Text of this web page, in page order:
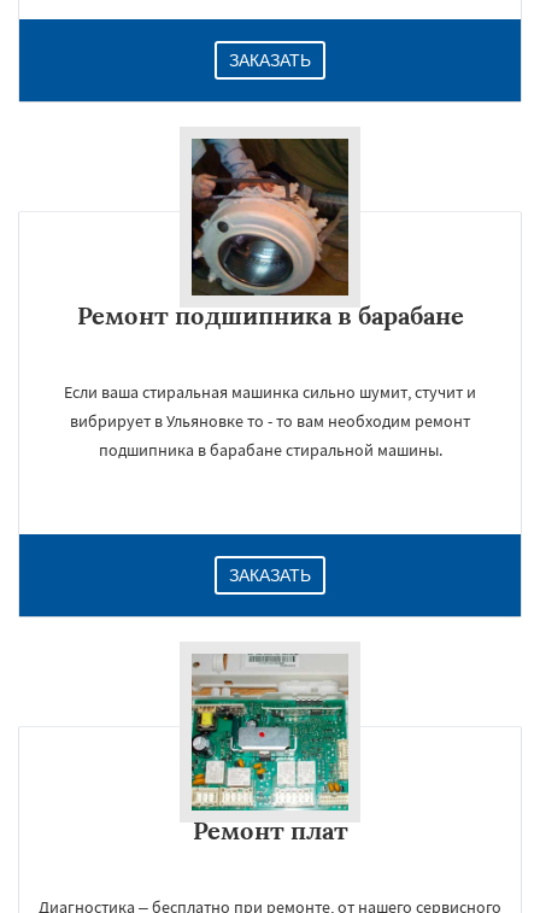
ЗАКАЗАТЬ
Ремонт подшипника в барабане
Если ваша стиральная машинка сильно шумит, стучит и
вибрирует в Ульяновке то - то вам необходим ремонт
подшипника в барабане стиральной машины.
ЗАКАЗАТЬ
Ремонт плат
Диагностика – бесплатно при ремонте, от нашего сервисного